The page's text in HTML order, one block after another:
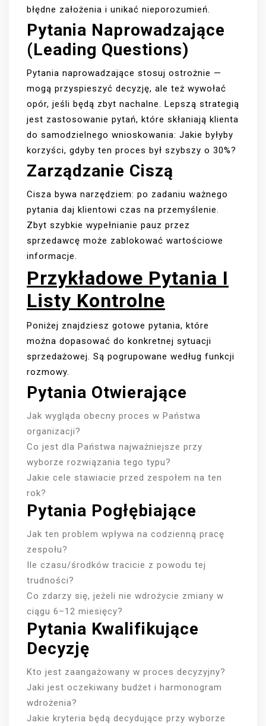
błędne założenia i unikać nieporozumień.
Pytania Naprowadzające
(leading Questions)
Pytania naprowadzające stosuj ostrożnie —
mogą przyspieszyć decyzję, ale też wywołać
opór, jeśli będą zbyt nachalne. Lepszą strategią
jest zastosowanie pytań, które skłaniają klienta
do samodzielnego wnioskowania: Jakie byłyby
korzyści, gdyby ten proces był szybszy o 30%?
Zarządzanie Ciszą
Cisza bywa narzędziem: po zadaniu ważnego
pytania daj klientowi czas na przemyślenie.
Zbyt szybkie wypełnianie pauz przez
sprzedawcę może zablokować wartościowe
informacje.
Przykładowe Pytania I
Listy Kontrolne
Poniżej znajdziesz gotowe pytania, które
można dopasować do konkretnej sytuacji
sprzedażowej. Są pogrupowane według funkcji
rozmowy.
Pytania Otwierające
Jak wygląda obecny proces w Państwa
organizacji?
Co jest dla Państwa najważniejsze przy
wyborze rozwiązania tego typu?
Jakie cele stawiacie przed zespołem na ten
rok?
Pytania Pogłębiające
Jak ten problem wpływa na codzienną pracę
zespołu?
Ile czasu/środków tracicie z powodu tej
trudności?
Co zdarzy się, jeżeli nie wdrożycie zmiany w
ciągu 6–12 miesięcy?
Pytania Kwalifikujące
Decyzję
Kto jest zaangażowany w proces decyzyjny?
Jaki jest oczekiwany budżet i harmonogram
wdrożenia?
Jakie kryteria będą decydujące przy wyborze